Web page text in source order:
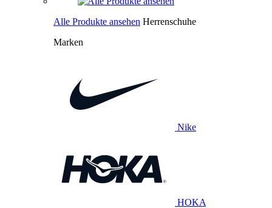
Alle Produkte ansehen Herrenschuhe
Marken
Nike
HOKA